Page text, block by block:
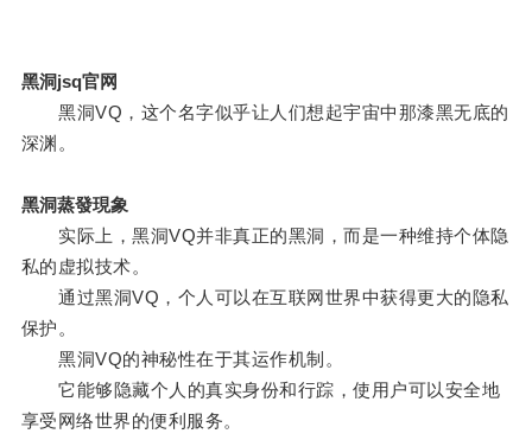
黑洞jsq官网
黑洞VQ，这个名字似乎让人们想起宇宙中那漆黑无底的
深渊。
黑洞蒸發現象
实际上，黑洞VQ并非真正的黑洞，而是一种维持个体隐
私的虚拟技术。
通过黑洞VQ，个人可以在互联网世界中获得更大的隐私
保护。
黑洞VQ的神秘性在于其运作机制。
它能够隐藏个人的真实身份和行踪，使用户可以安全地
享受网络世界的便利服务。